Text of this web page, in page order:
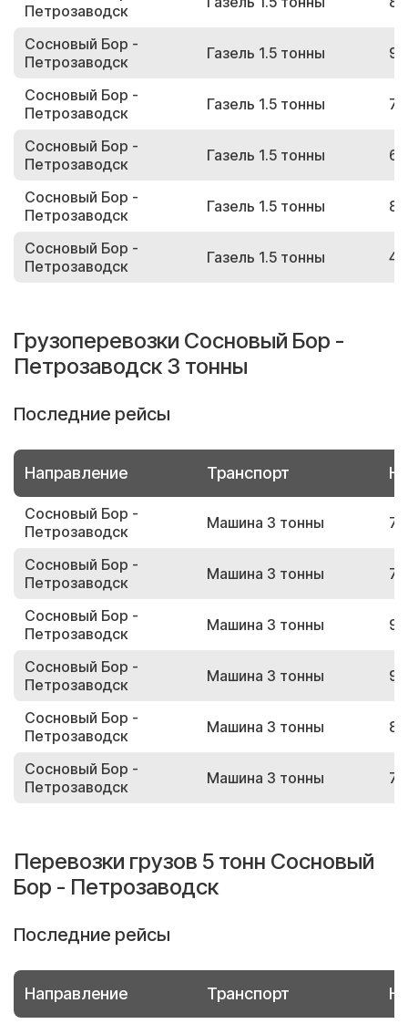
Петрозаводск
Сосновый Бор -
Петрозаводск
Газель 1.5 тонны
Сосновый Бор -
Петрозаводск
Газель 1.5 тонны
Сосновый Бор -
Петрозаводск
Газель 1.5 тонны
Сосновый Бор -
Петрозаводск
Газель 1.5 тонны
Сосновый Бор -
Петрозаводск
Газель 1.5 тонны
Грузоперевозки Сосновый Бор -
Петрозаводск 3 тонны
Последние рейсы
Направление Транспорт
Сосновый Бор -
Петрозаводск
Машина 3 тонны
Сосновый Бор -
Петрозаводск
Машина 3 тонны
Сосновый Бор -
Петрозаводск
Машина 3 тонны
Сосновый Бор -
Петрозаводск
Машина 3 тонны
Сосновый Бор -
Петрозаводск
Машина 3 тонны
Сосновый Бор -
Петрозаводск
Машина 3 тонны
Перевозки грузов 5 тонн Сосновый
Бор - Петрозаводск
Последние рейсы
Направление Транспорт